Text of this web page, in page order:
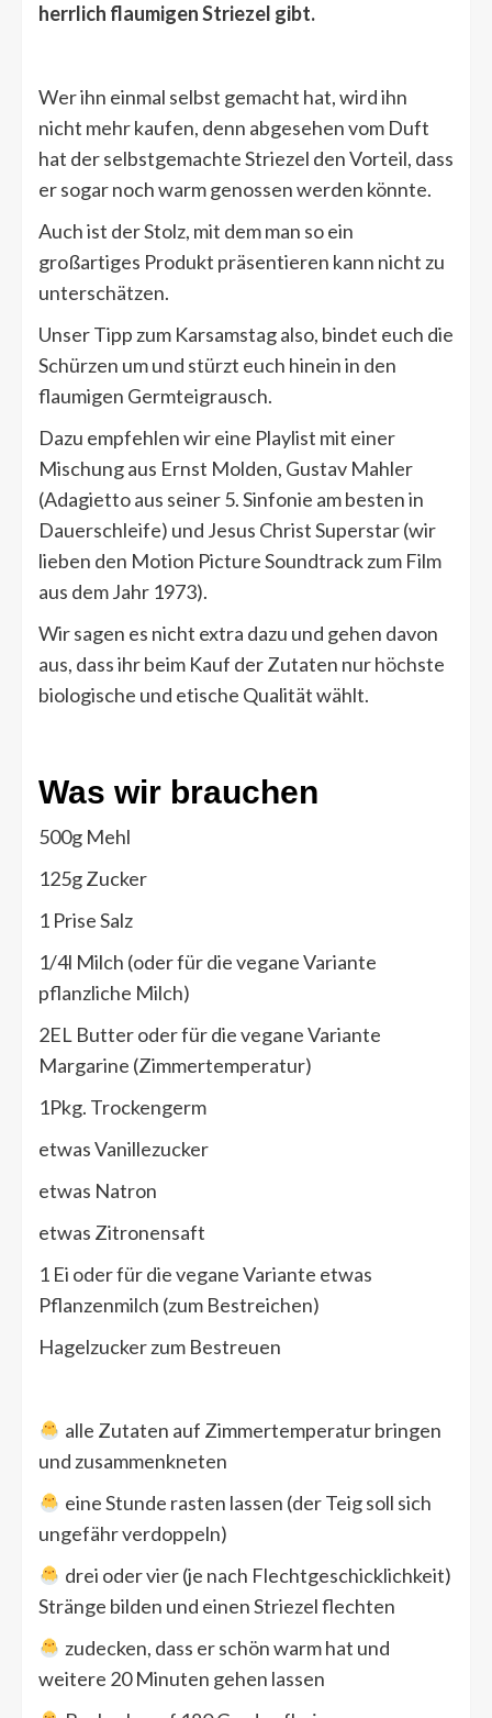
herrlich flaumigen Striezel gibt.
Wer ihn einmal selbst gemacht hat, wird ihn
nicht mehr kaufen, denn abgesehen vom Duft
hat der selbstgemachte Striezel den Vorteil, dass
er sogar noch warm genossen werden könnte.
Auch ist der Stolz, mit dem man so ein
großartiges Produkt präsentieren kann nicht zu
unterschätzen.
Unser Tipp zum Karsamstag also, bindet euch die
Schürzen um und stürzt euch hinein in den
flaumigen Germteigrausch.
Dazu empfehlen wir eine Playlist mit einer
Mischung aus Ernst Molden, Gustav Mahler
(Adagietto aus seiner 5. Sinfonie am besten in
Dauerschleife) und Jesus Christ Superstar (wir
lieben den Motion Picture Soundtrack zum Film
aus dem Jahr 1973).
Wir sagen es nicht extra dazu und gehen davon
aus, dass ihr beim Kauf der Zutaten nur höchste
biologische und etische Qualität wählt.
Was wir brauchen
500g Mehl
125g Zucker
1 Prise Salz
1/4l Milch (oder für die vegane Variante
pflanzliche Milch)
2EL Butter oder für die vegane Variante
Margarine (Zimmertemperatur)
1Pkg. Trockengerm
etwas Vanillezucker
etwas Natron
etwas Zitronensaft
1 Ei oder für die vegane Variante etwas
Pflanzenmilch (zum Bestreichen)
Hagelzucker zum Bestreuen
alle Zutaten auf Zimmertemperatur bringen
und zusammenkneten
eine Stunde rasten lassen (der Teig soll sich
ungefähr verdoppeln)
drei oder vier (je nach Flechtgeschicklichkeit)
Stränge bilden und einen Striezel flechten
zudecken, dass er schön warm hat und
weitere 20 Minuten gehen lassen